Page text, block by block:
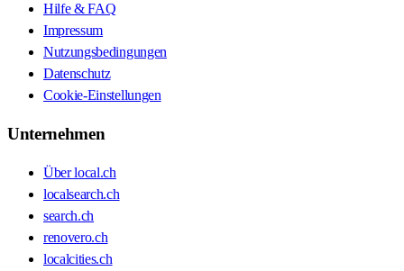
Hilfe & FAQ
Impressum
Nutzungsbedingungen
Datenschutz
Cookie-Einstellungen
Unternehmen
Über local.ch
localsearch.ch
search.ch
renovero.ch
localcities.ch